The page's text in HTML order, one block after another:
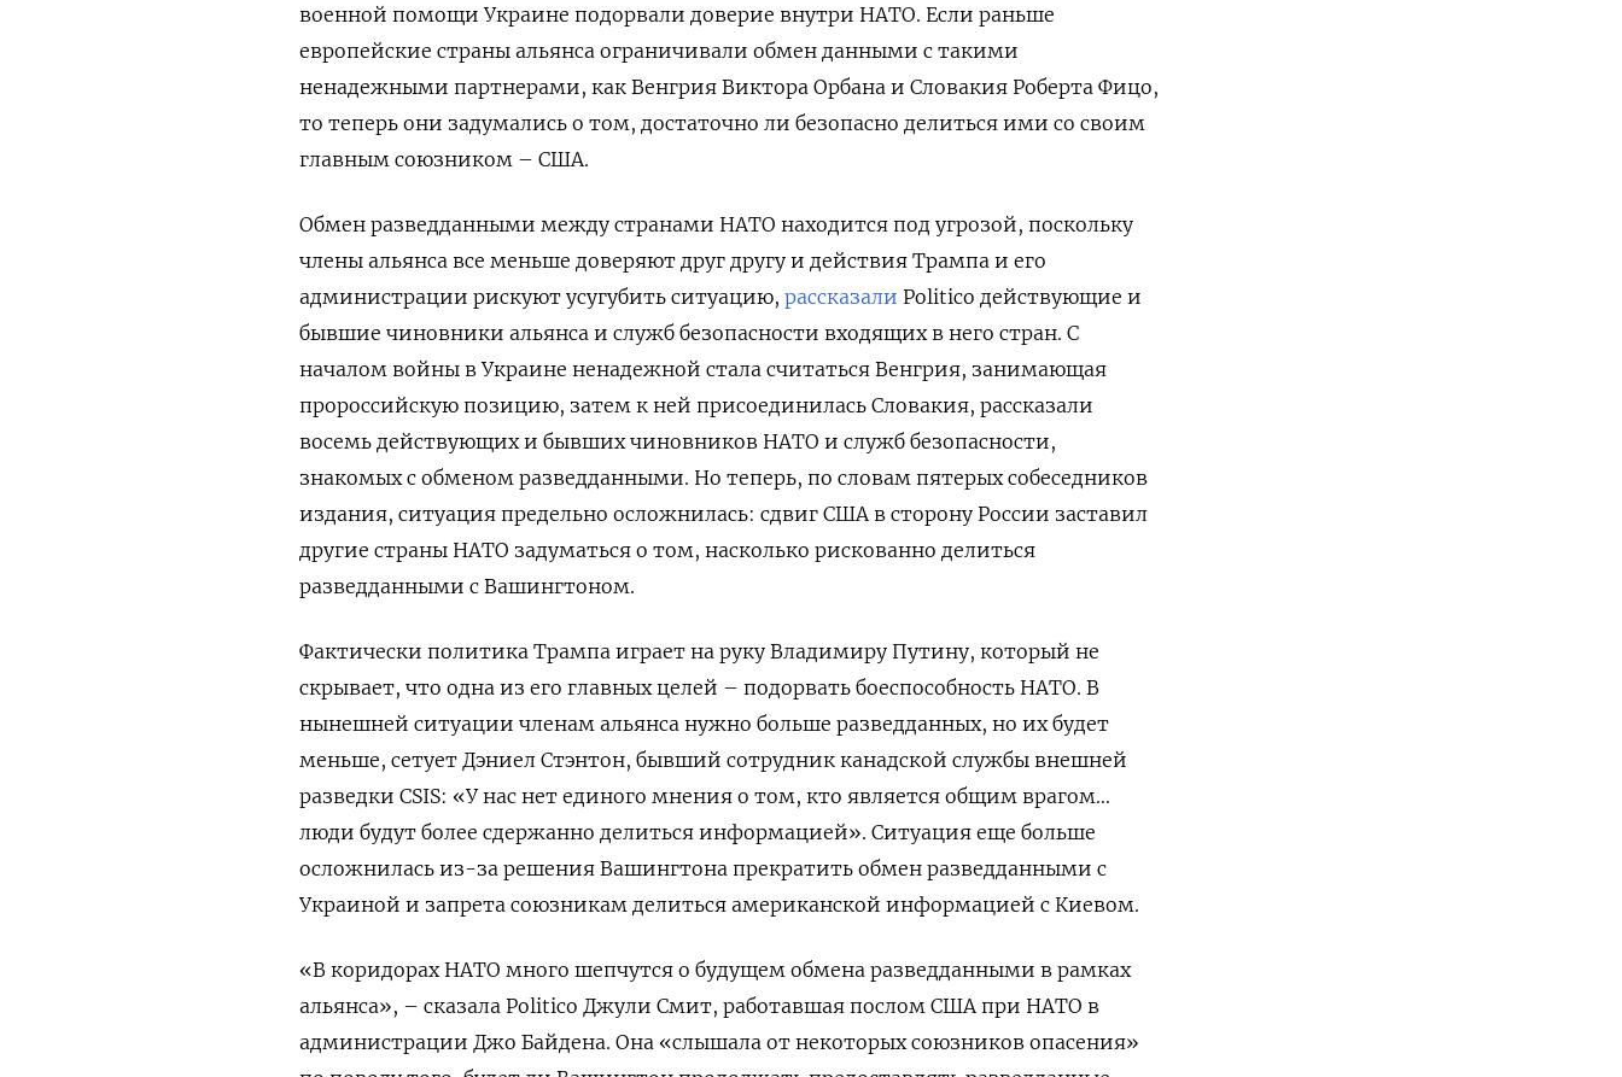
военной помощи Украине подорвали доверие внутри НАТО. Если раньше
европейские страны альянса ограничивали обмен данными с такими
ненадежными партнерами, как Венгрия Виктора Орбана и Словакия Роберта Фицо,
то теперь они задумались о том, достаточно ли безопасно делиться ими со своим
главным союзником – США.
Обмен разведданными между странами НАТО находится под угрозой, поскольку
члены альянса все меньше доверяют друг другу и действия Трампа и его
администрации рискуют усугубить ситуацию, рассказали Politico действующие и
бывшие чиновники альянса и служб безопасности входящих в него стран. С
началом войны в Украине ненадежной стала считаться Венгрия, занимающая
пророссийскую позицию, затем к ней присоединилась Словакия, рассказали
восемь действующих и бывших чиновников НАТО и служб безопасности,
знакомых с обменом разведданными. Но теперь, по словам пятерых собеседников
издания, ситуация предельно осложнилась: сдвиг США в сторону России заставил
другие страны НАТО задуматься о том, насколько рискованно делиться
разведданными с Вашингтоном.
Фактически политика Трампа играет на руку Владимиру Путину, который не
скрывает, что одна из его главных целей – подорвать боеспособность НАТО. В
нынешней ситуации членам альянса нужно больше разведданных, но их будет
меньше, сетует Дэниел Стэнтон, бывший сотрудник канадской службы внешней
разведки CSIS: «У нас нет единого мнения о том, кто является общим врагом…
люди будут более сдержанно делиться информацией». Ситуация еще больше
осложнилась из-за решения Вашингтона прекратить обмен разведданными с
Украиной и запрета союзникам делиться американской информацией с Киевом.
«В коридорах НАТО много шепчутся о будущем обмена разведданными в рамках
альянса», – сказала Politico Джули Смит, работавшая послом США при НАТО в
администрации Джо Байдена. Она «слышала от некоторых союзников опасения»